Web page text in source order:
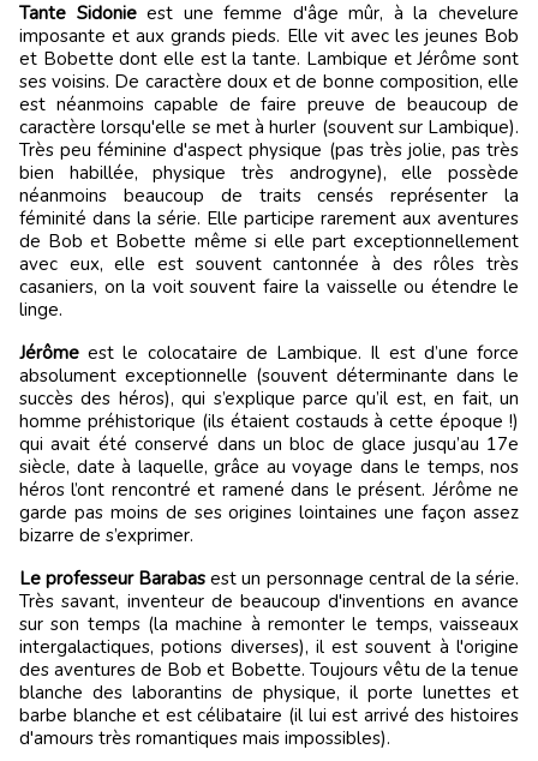
Tante Sidonieest une femme d'âge mûr, à la chevelure
imposante et aux grands pieds. Elle vit avec les jeunes Bob
et Bobette dont elle est la tante. Lambique et Jérôme sont
ses voisins. De caractère doux et de bonne composition, elle
est néanmoins capable de faire preuve de beaucoup de
caractère lorsqu'elle se met à hurler (souvent sur Lambique).
Très peu féminine d'aspect physique (pas très jolie, pas très
bien habillée, physique très androgyne), elle possède
néanmoins beaucoup de traits censés représenter la
féminité dans la série. Elle participe rarement aux aventures
de Bob et Bobette même si elle part exceptionnellement
avec eux, elle est souvent cantonnée à des rôles très
casaniers, on la voit souvent faire la vaisselle ou étendre le
linge.
Jérôme est le colocataire de Lambique. Il est d’une force
absolument exceptionnelle (souvent déterminante dans le
succès des héros), qui s’explique parce qu’il est, en fait, un
homme préhistorique (ils étaient costauds à cette époque !)
qui avait été conservé dans un bloc de glace jusqu’au 17e
siècle, date à laquelle, grâce au voyage dans le temps, nos
héros l’ont rencontré et ramené dans le présent. Jérôme ne
garde pas moins de ses origines lointaines une façon assez
bizarre de s’exprimer.
Le professeur Barabas est un personnage central de la série.
Très savant, inventeur de beaucoup d'inventions en avance
sur son temps (la machine à remonter le temps, vaisseaux
intergalactiques, potions diverses), il est souvent à l'origine
des aventures de Bob et Bobette. Toujours vêtu de la tenue
blanche des laborantins de physique, il porte lunettes et
barbe blanche et est célibataire (il lui est arrivé des histoires
d'amours très romantiques mais impossibles).